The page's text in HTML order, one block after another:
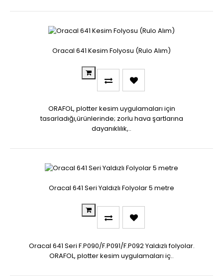
Oracal 641 Kesim Folyosu (Rulo Alım)
ORAFOL, plotter kesim uygulamaları için
tasarladığı,ürünlerinde; zorlu hava şartlarına
dayanıklılık,..
Oracal 641 Seri Yaldızlı Folyolar 5 metre
Oracal 641 Seri F.P090/F.P091/F.P092 Yaldızlı folyolar.
ORAFOL, plotter kesim uygulamaları iç..